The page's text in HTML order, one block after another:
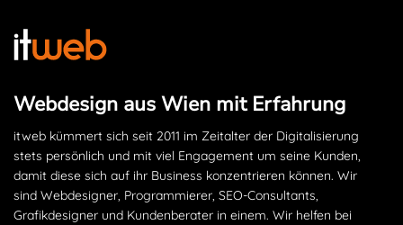
Webdesign aus Wien mit Erfahrung
itweb kümmert sich seit 2011 im Zeitalter der Digitalisierung
stets persönlich und mit viel Engagement um seine Kunden,
damit diese sich auf ihr Business konzentrieren können. Wir
sind Webdesigner, Programmierer, SEO-Consultants,
Grafikdesigner und Kundenberater in einem. Wir helfen bei